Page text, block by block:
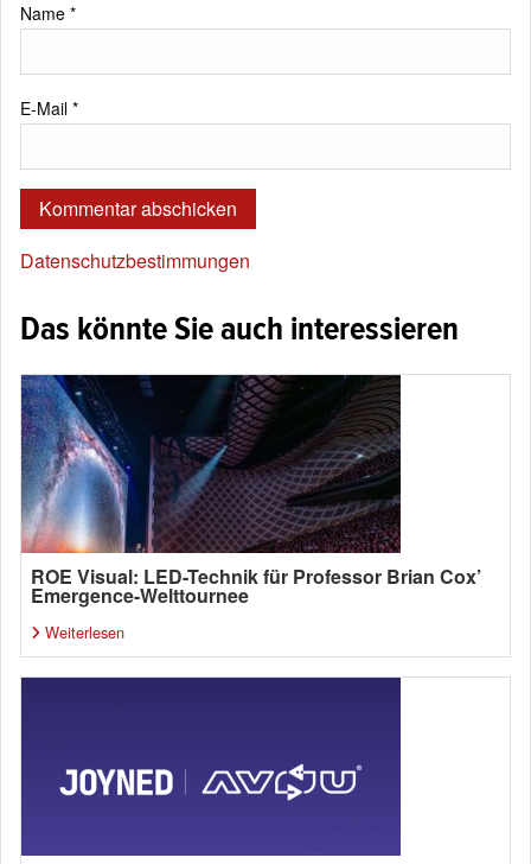
Name *
E-Mail *
Datenschutzbestimmungen
Das könnte Sie auch interessieren
ROE Visual: LED-Technik für Professor Brian Cox’
Emergence-Welttournee
Weiterlesen